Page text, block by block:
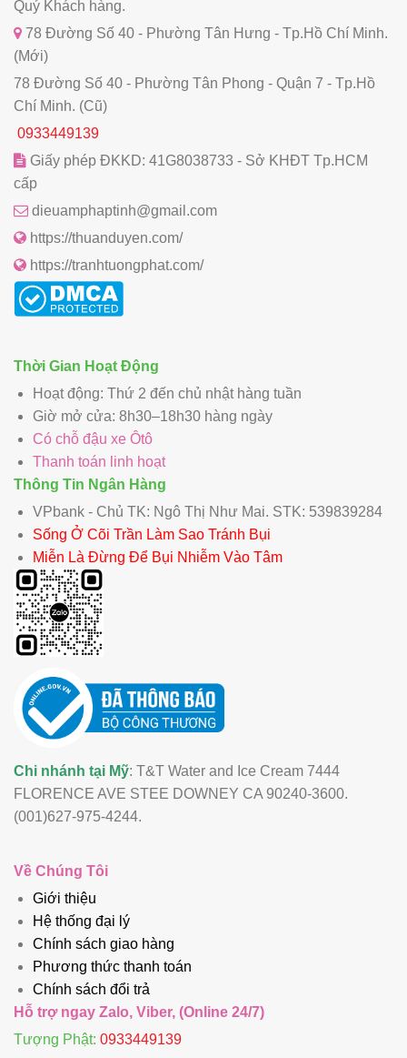
Quý Khách hàng.
78 Đường Số 40 - Phường Tân Hưng - Tp.Hồ Chí Minh.
(Mới)
78 Đường Số 40 - Phường Tân Phong - Quận 7 - Tp.Hồ
Chí Minh. (Cũ)
0933449139
Giấy phép ĐKKD: 41G8038733 - Sở KHĐT Tp.HCM
cấp
dieuamphaptinh@gmail.com
https://thuanduyen.com/
https://tranhtuongphat.com/
Thời Gian Hoạt Động
Hoạt động: Thứ 2 đến chủ nhật hàng tuần
Giờ mở cửa: 8h30–18h30 hàng ngày
Có chỗ đậu xe Ôtô
Thanh toán linh hoạt
Thông Tin Ngân Hàng
VPbank - Chủ TK: Ngô Thị Như Mai. STK: 539839284
Sống Ở Cõi Trần Làm Sao Tránh Bụi
Miễn Là Đừng Để Bụi Nhiễm Vào Tâm
Chi nhánh tại Mỹ: T&T Water and Ice Cream 7444
FLORENCE AVE STEE DOWNEY CA 90240-3600.
(001)627-975-4244.
Về Chúng Tôi
Giới thiệu
Hệ thống đại lý
Chính sách giao hàng
Phương thức thanh toán
Chính sách đổi trả
Hỗ trợ ngay Zalo, Viber, (Online 24/7)
Tượng Phật: 0933449139